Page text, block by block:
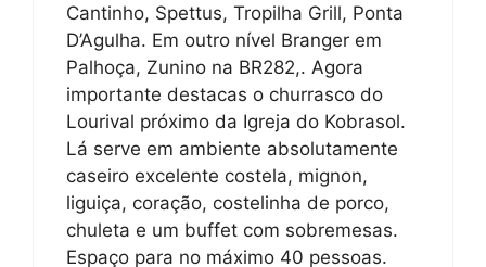
Cantinho, Spettus, Tropilha Grill, Ponta
D’Agulha. Em outro nível Branger em
Palhoça, Zunino na BR282,. Agora
importante destacas o churrasco do
Lourival próximo da Igreja do Kobrasol.
Lá serve em ambiente absolutamente
caseiro excelente costela, mignon,
liguiça, coração, costelinha de porco,
chuleta e um buffet com sobremesas.
Espaço para no máximo 40 pessoas.